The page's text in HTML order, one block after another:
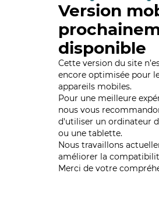
Version
disponible
Cette version du site
encore optimisée pour
appareils mobiles.
Pour une meilleure
nous vous
d'utiliser un ordinateur
ou une tablette.
Nous travaillons
améliorer la
Merci de votre